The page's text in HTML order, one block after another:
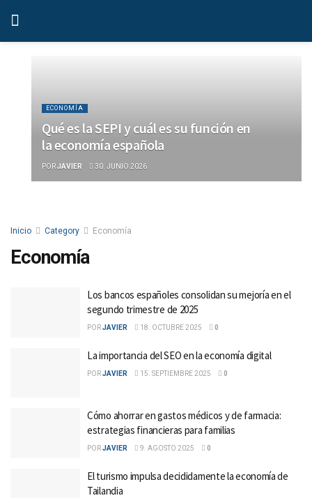
ECONOMÍA
Qué es la SEPI y cuál es su función en
la economía española
PORJAVIER 30. JUNIO 2026
Inicio Category Economía
Economía
Los bancos españoles consolidan su mejoría en el
segundo trimestre de 2025
PORJAVIER 18. OCTUBRE 2025 0
La importancia del SEO en la economía digital
PORJAVIER 15. SEPTIEMBRE 2025 0
Cómo ahorrar en gastos médicos y de farmacia:
estrategias financieras para familias
PORJAVIER 9. AGOSTO 2025 0
El turismo impulsa decididamente la economía de
Tailandia